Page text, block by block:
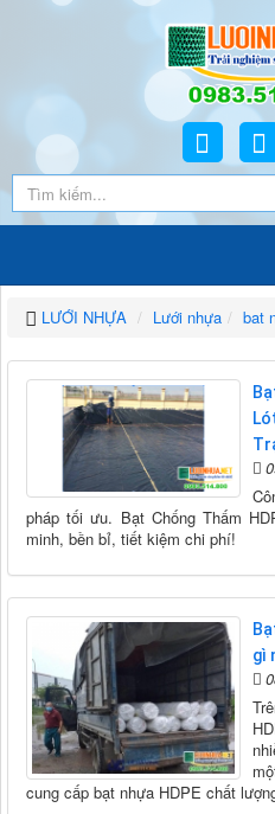
LƯỚI NHỰA Lưới nhựa bat
pháp tối ưu. Bạt Chống Thấm
minh, bền bỉ, tiết kiệm chi phí!
gì
cung cấp bạt nhựa HDPE chất